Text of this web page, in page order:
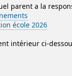
parent a la
école 2026
intérieur ci-